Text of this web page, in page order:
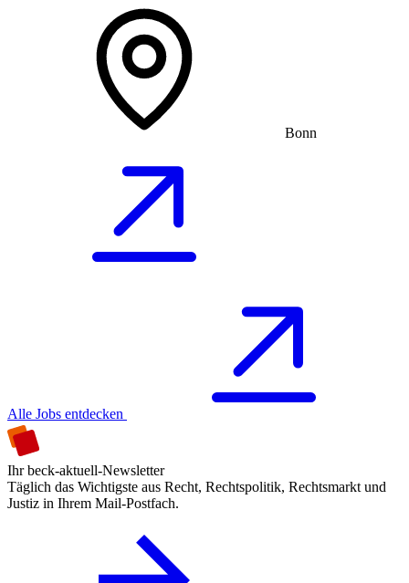
Bonn
Alle Jobs entdecken
Ihr beck-aktuell-Newsletter
Täglich das Wichtigste aus Recht, Rechtspolitik, Rechtsmarkt und
Justiz in Ihrem Mail-Postfach.